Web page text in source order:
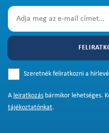
Szeretnék feliratkozni a
A leiratkozás bármikor lehetséges.
tájékoztatónkat.